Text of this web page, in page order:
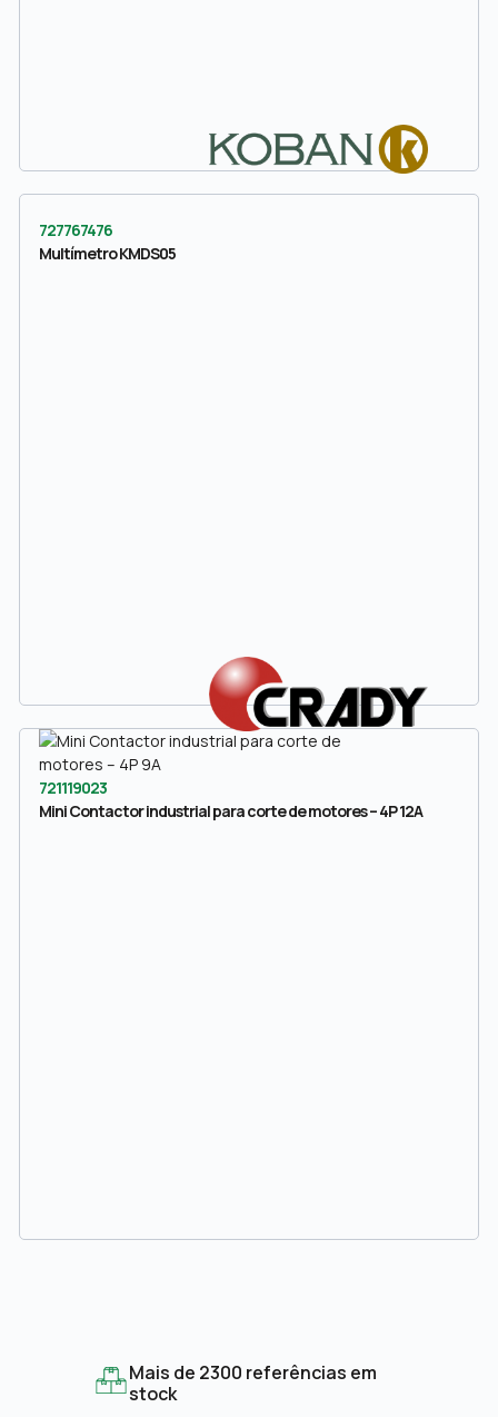
727767476
Multímetro KMDS05
721119023
Mini Contactor industrial para corte de motores – 4P 12A
Mais de 2300 referências em
stock